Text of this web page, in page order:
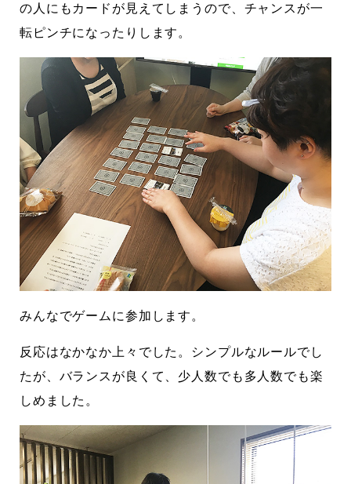
の人にもカードが見えてしまうので、チャンスが一
転ピンチになったりします。
みんなでゲームに参加します。
反応はなかなか上々でした。シンプルなルールでし
たが、バランスが良くて、少人数でも多人数でも楽
しめました。